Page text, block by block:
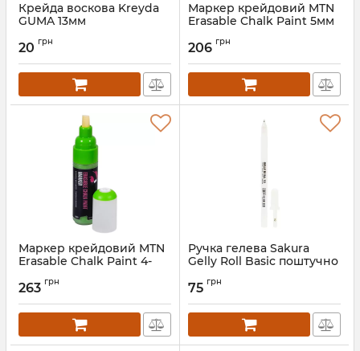
Крейда воскова Kreyda
GUMA 13мм
20 грн
Маркер крейдовий MTN
Erasable Chalk Paint 5мм
206 грн
Маркер крейдовий MTN
Erasable Chalk Paint 4-
263 грн
Ручка гелева Sakura
Gelly Roll Basic поштучно
75 грн